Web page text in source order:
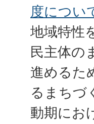
度につい
地域特性
民主体の
進めるた
るまちづ
動期にお